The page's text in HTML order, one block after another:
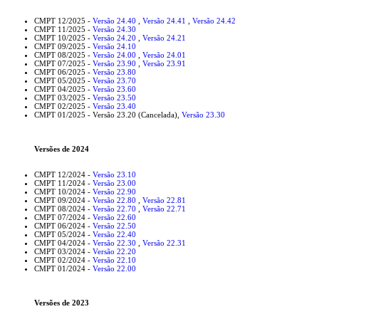
CMPT 12/2025 - Versão 24.40 Versão 24.41
Versão 24.42
CMPT 11/2025 - Versão 24.30
CMPT 10/2025 - Versão 24.20
Versão 24.21
CMPT 09/2025 - Versão 24.10
CMPT 08/2025 - Versão 24.00
Versão 24.01
CMPT 07/2025 - Versão 23.90
Versão 23.91
CMPT 06/2025 - Versão 23.80
CMPT 05/2025 - Versão 23.70
CMPT 04/2025 - Versão 23.60
CMPT 03/2025 - Versão 23.50
CMPT 02/2025 - Versão 23.40
CMPT 01/2025 - Versão 23.20 (Cancelada), Versão 23.30
Versões de 2024
CMPT 12/2024 - Versão 23.10
CMPT 11/2024 - Versão 23.00
CMPT 10/2024 - Versão 22.90
CMPT 09/2024 - Versão 22.80
Versão 22.81
CMPT 08/2024 - Versão 22.70
Versão 22.71
CMPT 07/2024 - Versão 22.60
CMPT 06/2024 - Versão 22.50
CMPT 05/2024 - Versão 22.40
CMPT 04/2024 - Versão 22.30
Versão 22.31
CMPT 03/2024 - Versão 22.20
CMPT 02/2024 - Versão 22.10
CMPT 01/2024 - Versão 22.00
Versões de 2023